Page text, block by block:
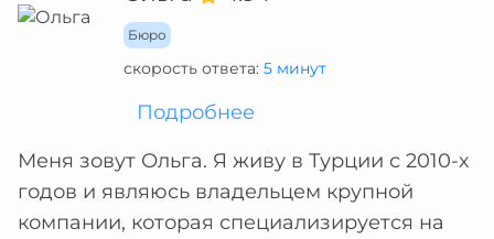
Бюро
скорость ответа: 5 минут
Подробнее
Меня зовут Ольга. Я живу в Турции с 2010-х
годов и являюсь владельцем крупной
компании, которая специализируется на